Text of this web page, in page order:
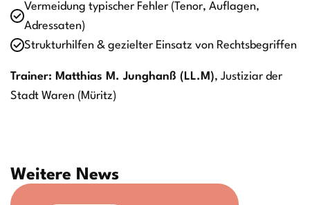
Vermeidung typischer Fehler (Tenor, Auflagen,
Adressaten)
Strukturhilfen & gezielter Einsatz von Rechtsbegriffen
Trainer: Matthias M. Junghanß (LL.M), Justiziar der
Stadt Waren (Müritz)
Weitere News